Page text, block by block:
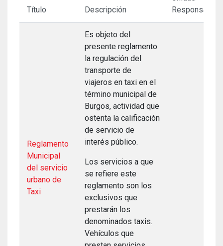
Título Descripción
Responsable
Reglamento
Municipal
del servicio
urbano de
Taxi
Es objeto del
presente reglamento
la regulación del
transporte de
viajeros en taxi en el
término municipal de
Burgos, actividad que
ostenta la calificación
de servicio de
interés público.
Los servicios a que
se refiere este
reglamento son los
exclusivos que
prestarán los
denominados taxis.
Vehículos que